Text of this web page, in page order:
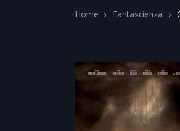
Home Fantascienza